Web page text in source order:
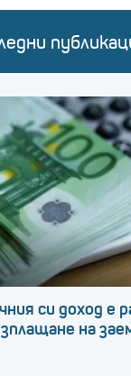
си доход е
на